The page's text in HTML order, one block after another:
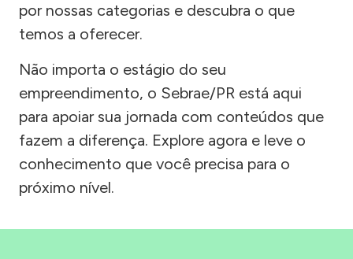
por nossas categorias e descubra o que
temos a oferecer.
Não importa o estágio do seu
empreendimento, o Sebrae/PR está aqui
para apoiar sua jornada com conteúdos que
fazem a diferença. Explore agora e leve o
conhecimento que você precisa para o
próximo nível.